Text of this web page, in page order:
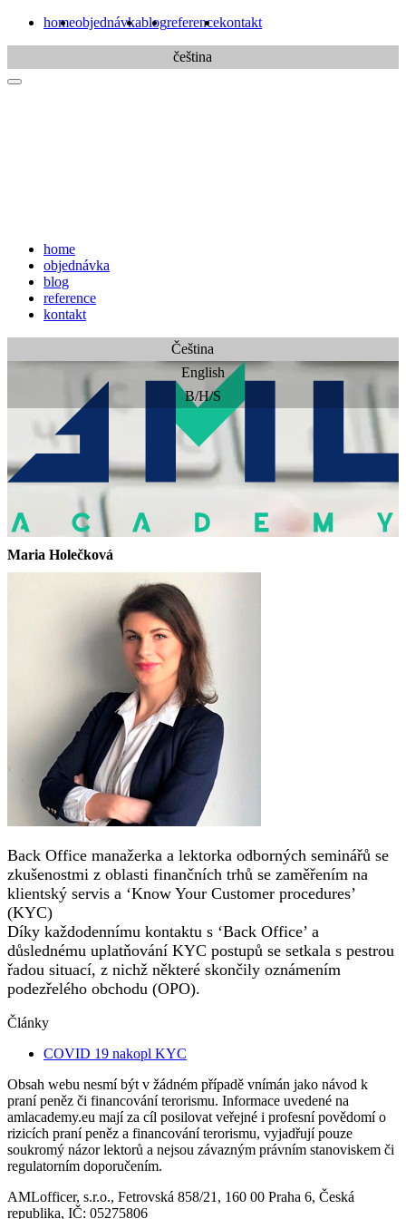
homeobjednávkablogreferencekontakt
čeština
home
objednávka
blog
reference
kontakt
Čeština
English
B/H/S
Maria Holečková
Back Office manažerka a lektorka odborných seminářů se
zkušenostmi z oblasti finančních trhů se zaměřením na
klientský servis a ‘Know Your Customer procedures’
(KYC)
Díky každodennímu kontaktu s ‘Back Office’ a
důslednému uplatňování KYC postupů se setkala s pestrou
řadou situací, z nichž některé skončily oznámením
podezřelého obchodu (OPO).
Články
COVID 19 nakopl KYC
Obsah webu nesmí být v žádném případě vnímán jako návod k
praní peněz či financování terorismu. Informace uvedené na
amlacademy.eu mají za cíl posilovat veřejné i profesní povědomí o
rizicích praní peněz a financování terorismu, vyjadřují pouze
soukromý názor lektorů a nejsou závazným právním stanoviskem či
regulatorním doporučením.
AMLofficer, s.r.o., Fetrovská 858/21, 160 00 Praha 6, Česká
republika, IČ: 05275806